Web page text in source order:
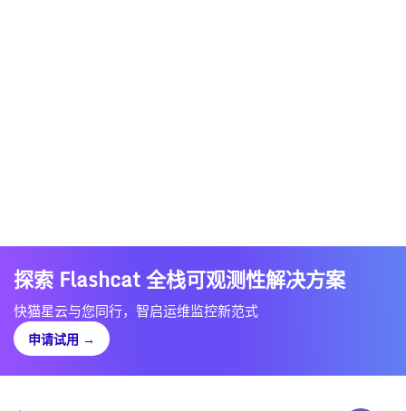
探索 Flashcat 全栈可观测性解决方案
快猫星云与您同行，智启运维监控新范式
申请试用 →